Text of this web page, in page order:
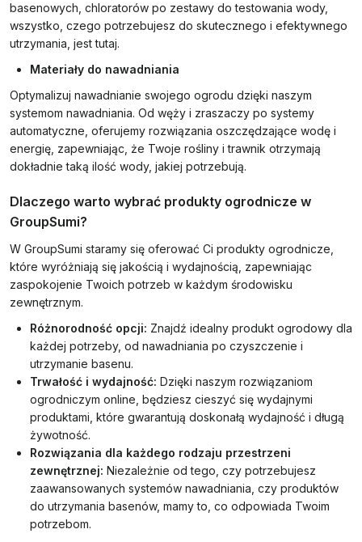
basenowych, chloratorów po zestawy do testowania wody,
wszystko, czego potrzebujesz do skutecznego i efektywnego
utrzymania, jest tutaj.
Materiały do nawadniania
Optymalizuj nawadnianie swojego ogrodu dzięki naszym
systemom nawadniania. Od węży i zraszaczy po systemy
automatyczne, oferujemy rozwiązania oszczędzające wodę i
energię, zapewniając, że Twoje rośliny i trawnik otrzymają
dokładnie taką ilość wody, jakiej potrzebują.
Dlaczego warto wybrać produkty ogrodnicze w
GroupSumi?
W GroupSumi staramy się oferować Ci produkty ogrodnicze,
które wyróżniają się jakością i wydajnością, zapewniając
zaspokojenie Twoich potrzeb w każdym środowisku
zewnętrznym.
Różnorodność opcji: Znajdź idealny produkt ogrodowy dla
każdej potrzeby, od nawadniania po czyszczenie i
utrzymanie basenu.
Trwałość i wydajność: Dzięki naszym rozwiązaniom
ogrodniczym online, będziesz cieszyć się wydajnymi
produktami, które gwarantują doskonałą wydajność i długą
żywotność.
Rozwiązania dla każdego rodzaju przestrzeni
zewnętrznej: Niezależnie od tego, czy potrzebujesz
zaawansowanych systemów nawadniania, czy produktów
do utrzymania basenów, mamy to, co odpowiada Twoim
potrzebom.